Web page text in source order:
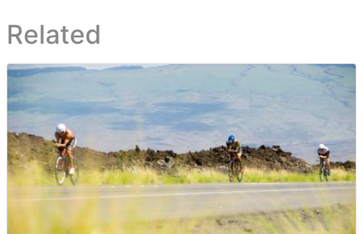
Related